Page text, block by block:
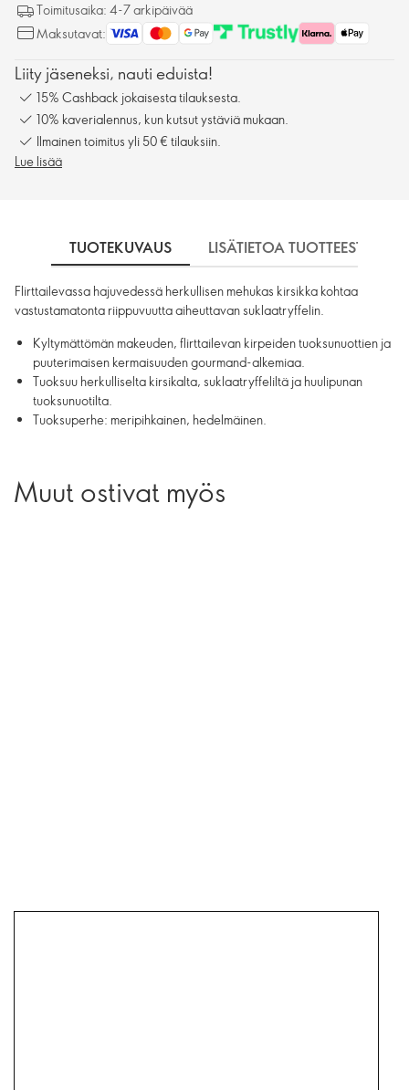
Toimitusaika: 4-7 arkipäivää
Maksutavat:
Liity jäseneksi, nauti eduista!
15% Cashback jokaisesta tilauksesta.
10% kaverialennus, kun kutsut ystäviä mukaan.
Ilmainen toimitus yli 50 € tilauksiin.
Lue lisää
TUOTEKUVAUS LISÄTIETOA TUOTTEESTA
Flirttailevassa hajuvedessä herkullisen mehukas kirsikka kohtaa
vastustamatonta riippuvuutta aiheuttavan suklaatryffelin.
Kyltymättömän makeuden, flirttailevan kirpeiden tuoksunuottien ja
puuterimaisen kermaisuuden gourmand-alkemiaa.
Tuoksuu herkulliselta kirsikalta, suklaatryffeliltä ja huulipunan
tuoksunuotilta.
Tuoksuperhe: meripihkainen, hedelmäinen.
Muut ostivat myös